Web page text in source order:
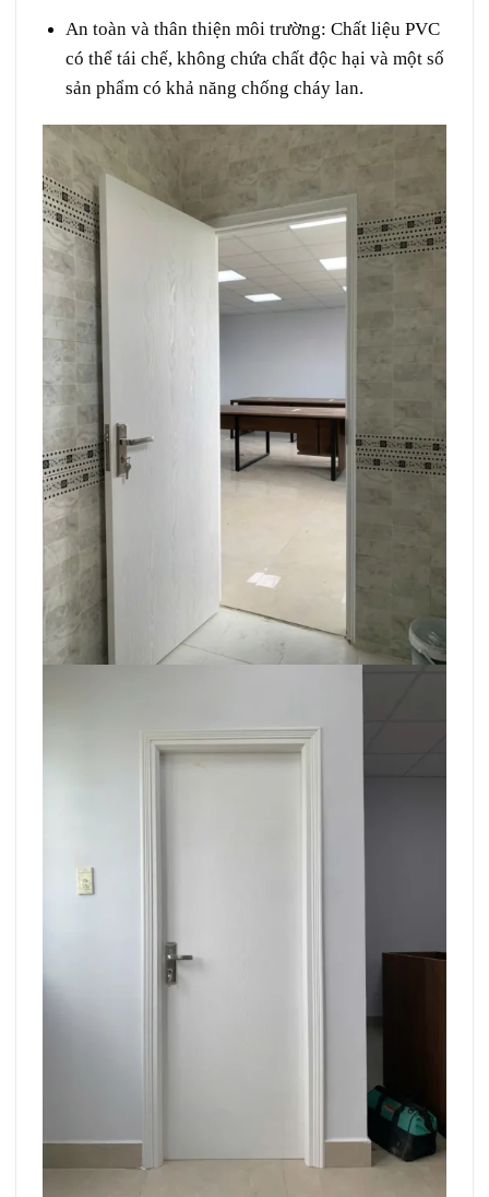
An toàn và thân thiện môi trường: Chất liệu PVC
có thể tái chế, không chứa chất độc hại và một số
sản phẩm có khả năng chống cháy lan.